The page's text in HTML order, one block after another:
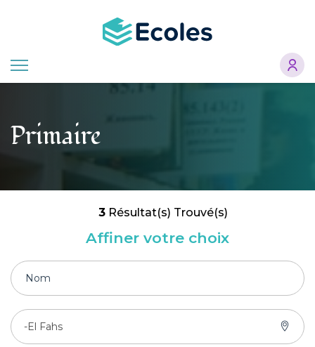
principal
Primaire
3 Résultat(s) Trouvé(s)
Affiner votre choix
-El Fahs